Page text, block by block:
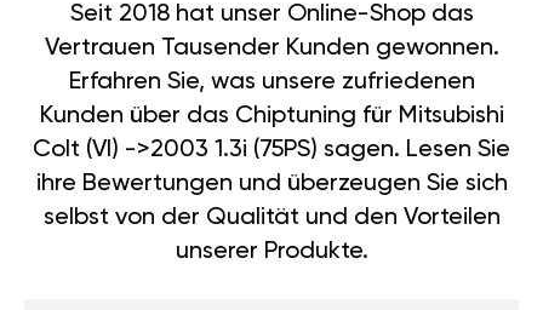
Seit 2018 hat unser Online-Shop das
Vertrauen Tausender Kunden gewonnen.
Erfahren Sie, was unsere zufriedenen
Kunden über das Chiptuning für Mitsubishi
Colt (VI) ->2003 1.3i (75PS) sagen. Lesen Sie
ihre Bewertungen und überzeugen Sie sich
selbst von der Qualität und den Vorteilen
unserer Produkte.